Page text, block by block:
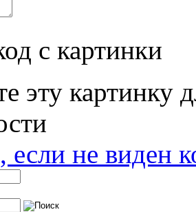
с картинки
если не виден